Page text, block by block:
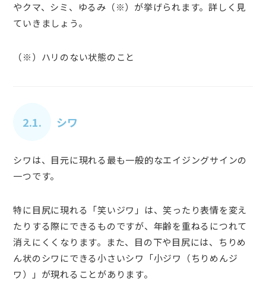
やクマ、シミ、ゆるみ（※）が挙げられます。詳しく見
ていきましょう。
（※）ハリのない状態のこと
2.1. シワ
シワは、目元に現れる最も一般的なエイジングサインの
一つです。
特に目尻に現れる「笑いジワ」は、笑ったり表情を変え
たりする際にできるものですが、年齢を重ねるにつれて
消えにくくなります。また、目の下や目尻には、ちりめ
ん状のシワにできる小さいシワ「小ジワ（ちりめんジ
ワ）」が現れることがあります。